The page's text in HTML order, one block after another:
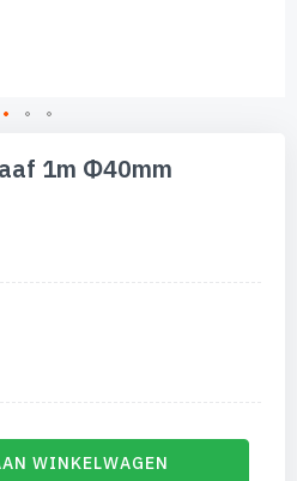
1m Φ40mm
WINKELWAGEN